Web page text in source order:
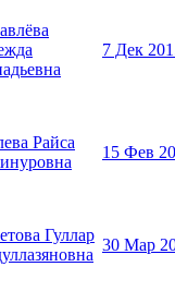
7 Дек
Райса
15 Фев
Гуллар
30 Мар